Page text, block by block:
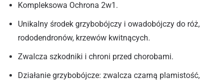
Kompleksowa Ochrona 2w1.
Unikalny środek grzybobójczy i owadobójczy do róż,
rododendronów, krzewów kwitnących.
Zwalcza szkodniki i chroni przed chorobami.
Działanie grzybobójcze: zwalcza czarną plamistość,